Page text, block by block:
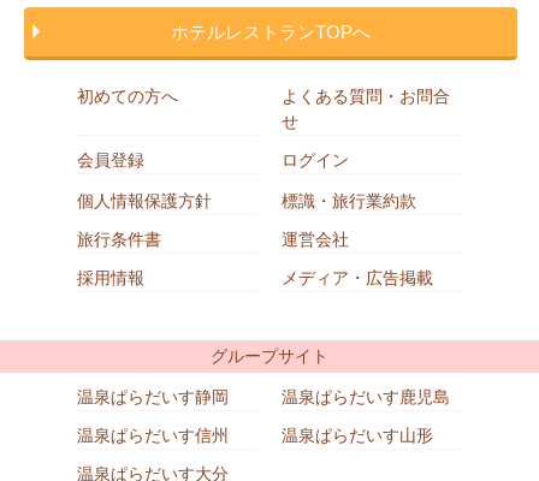
ホテルレストランTOPへ
初めての方へ
よくある質問・お問合
せ
会員登録
ログイン
個人情報保護方針
標識・旅行業約款
旅行条件書
運営会社
採用情報
メディア・広告掲載
グループサイト
温泉ぱらだいす静岡
温泉ぱらだいす鹿児島
温泉ぱらだいす信州
温泉ぱらだいす山形
温泉ぱらだいす大分